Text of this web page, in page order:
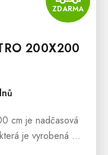
ZDARMA
200X200
cm je nadčasová
je vyrobená z